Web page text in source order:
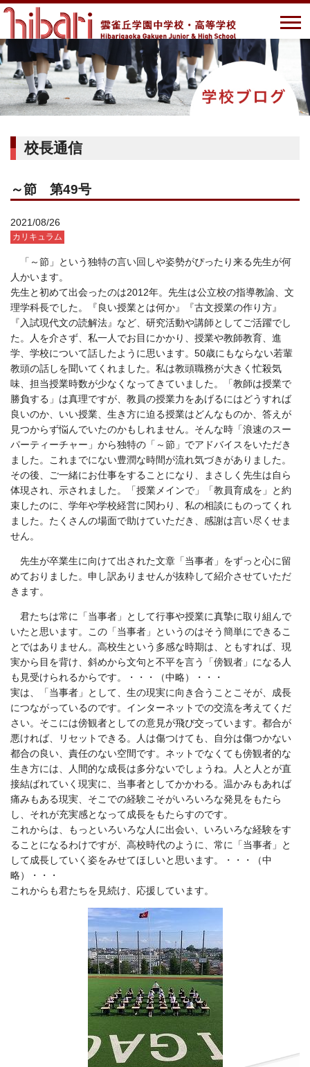
校長通信
～節 第49号
2021/08/26
カリキュラム
「～節」という独特の言い回しや姿勢がぴったり来る先生が何
人かいます。
先生と初めて出会ったのは2012年。先生は公立校の指導教諭、文
理学科長でした。『良い授業とは何か』『古文授業の作り方』
『入試現代文の読解法』など、研究活動や講師としてご活躍でし
た。人を介さず、私一人でお目にかかり、授業や教師教育、進
学、学校について話したように思います。50歳にもならない若輩
教頭の話しを聞いてくれました。私は教頭職務が大きく忙殺気
味、担当授業時数が少なくなってきていました。「教師は授業で
勝負する」は真理ですが、教員の授業力をあげるにはどうすれば
良いのか、いい授業、生き方に迫る授業はどんなものか、答えが
見つからず悩んでいたのかもしれません。そんな時「浪速のスー
パーティーチャー」から独特の「～節」でアドバイスをいただき
ました。これまでにない豊潤な時間が流れ気づきがありました。
その後、ご一緒にお仕事をすることになり、まさしく先生は自ら
体現され、示されました。「授業メインで」「教員育成を」と約
束したのに、学年や学校経営に関わり、私の相談にものってくれ
ました。たくさんの場面で助けていただき、感謝は言い尽くせま
せん。
先生が卒業生に向けて出された文章「当事者」をずっと心に留
めておりました。申し訳ありませんが抜粋して紹介させていただ
きます。
君たちは常に「当事者」として行事や授業に真摯に取り組んで
いたと思います。この「当事者」というのはそう簡単にできるこ
とではありません。高校生という多感な時期は、ともすれば、現
実から目を背け、斜めから文句と不平を言う「傍観者」になる人
も見受けられるからです。・・・（中略）・・・
実は、「当事者」として、生の現実に向き合うことこそが、成長
につながっているのです。インターネットでの交流を考えてくだ
さい。そこには傍観者としての意見が飛び交っています。都合が
悪ければ、リセットできる。人は傷つけても、自分は傷つかない
都合の良い、責任のない空間です。ネットでなくても傍観者的な
生き方には、人間的な成長は多分ないでしょうね。人と人とが直
接結ばれていく現実に、当事者としてかかわる。温かみもあれば
痛みもある現実、そこでの経験こそがいろいろな発見をもたら
し、それが充実感となって成長をもたらすのです。
これからは、もっといろいろな人に出会い、いろいろな経験をす
ることになるわけですが、高校時代のように、常に「当事者」と
して成長していく姿をみせてほしいと思います。・・・（中
略）・・・
これからも君たちを見続け、応援しています。